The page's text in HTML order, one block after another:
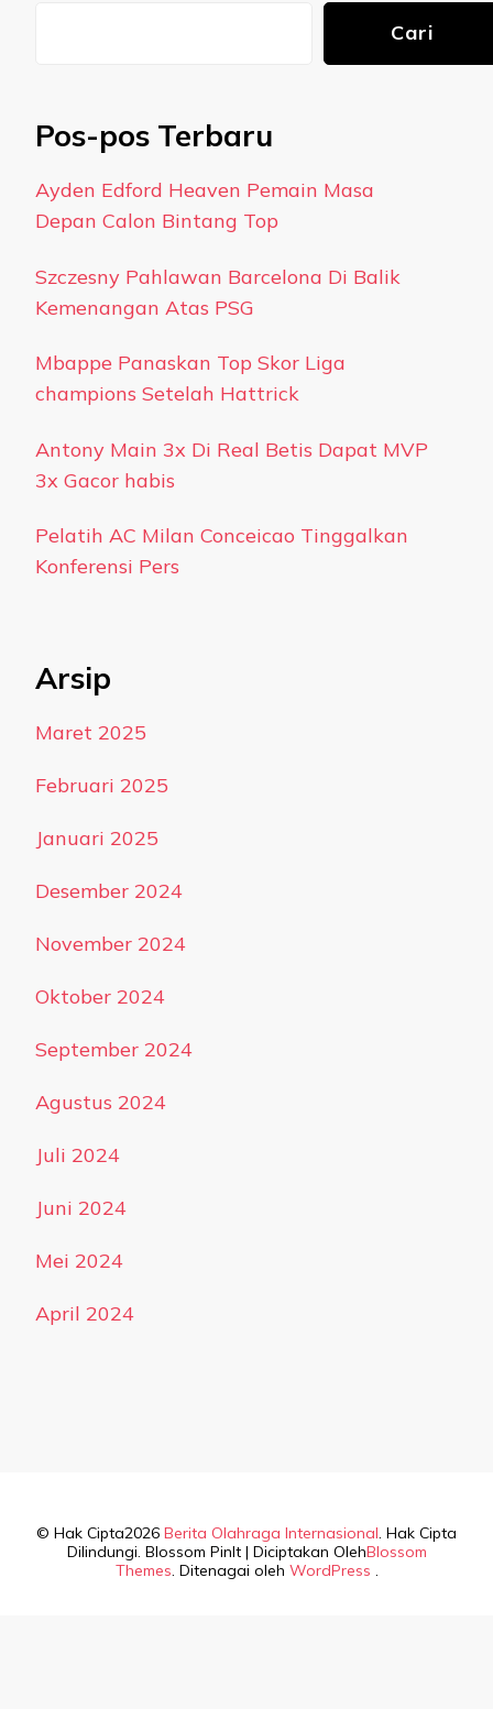
Cari
Pos-pos Terbaru
Ayden Edford Heaven Pemain Masa
Depan Calon Bintang Top
Szczesny Pahlawan Barcelona Di Balik
Kemenangan Atas PSG
Mbappe Panaskan Top Skor Liga
champions Setelah Hattrick
Antony Main 3x Di Real Betis Dapat MVP
3x Gacor habis
Pelatih AC Milan Conceicao Tinggalkan
Konferensi Pers
Arsip
Maret 2025
Februari 2025
Januari 2025
Desember 2024
November 2024
Oktober 2024
September 2024
Agustus 2024
Juli 2024
Juni 2024
Mei 2024
April 2024
© Hak Cipta2026 Berita Olahraga Internasional. Hak Cipta
Dilindungi. Blossom PinIt | Diciptakan OlehBlossom
Themes. Ditenagai oleh WordPress .